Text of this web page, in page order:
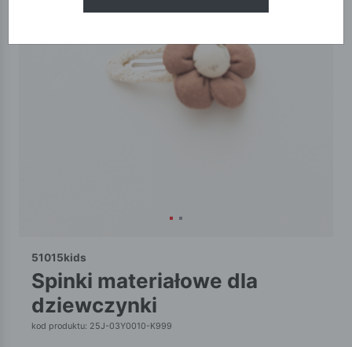
51015kids
spinki materiałowe dla
dziewczynki
kod produktu: 25J-03Y0010-K999